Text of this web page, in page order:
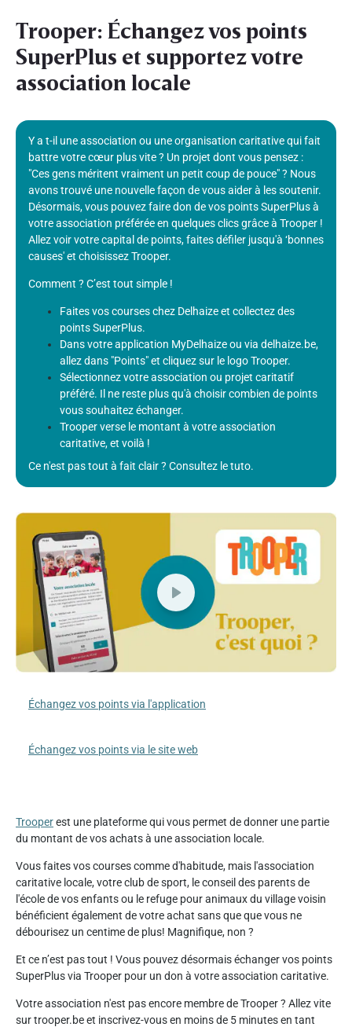
Trooper: Échangez vos points
SuperPlus et supportez votre
association locale
Y a t-il une association ou une organisation caritative qui fait
battre votre cœur plus vite ? Un projet dont vous pensez :
"Ces gens méritent vraiment un petit coup de pouce" ? Nous
avons trouvé une nouvelle façon de vous aider à les soutenir.
Désormais, vous pouvez faire don de vos points SuperPlus à
votre association préférée en quelques clics grâce à Trooper !
Allez voir votre capital de points, faites défiler jusqu'à ‘bonnes
causes' et choisissez Trooper.
Comment ? C’est tout simple !
Faites vos courses chez Delhaize et collectez des
points SuperPlus.
Dans votre application MyDelhaize ou via delhaize.be,
allez dans "Points" et cliquez sur le logo Trooper.
Sélectionnez votre association ou projet caritatif
préféré. Il ne reste plus qu'à choisir combien de points
vous souhaitez échanger.
Trooper verse le montant à votre association
caritative, et voilà !
Ce n'est pas tout à fait clair ? Consultez le tuto.
Échangez vos points via l'application
Échangez vos points via le site web
Trooperest une plateforme qui vous permet de donner une partie
du montant de vos achats à une association locale.
Vous faites vos courses comme d'habitude, mais l'association
caritative locale, votre club de sport, le conseil des parents de
l'école de vos enfants ou le refuge pour animaux du village voisin
bénéficient également de votre achat sans que que vous ne
débourisez un centime de plus! Magnifique, non ?
Et ce n’est pas tout ! Vous pouvez désormais échanger vos points
SuperPlus via Trooper pour un don à votre association caritative.
Votre association n'est pas encore membre de Trooper ? Allez vite
sur trooper.be et inscrivez-vous en moins de 5 minutes en tant